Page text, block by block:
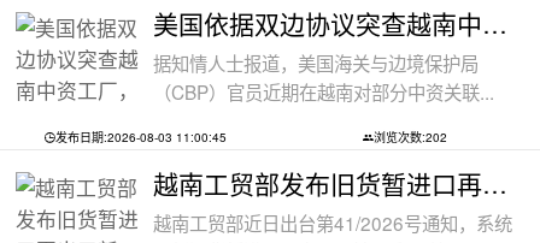
美国依据双边协议突查越南中资工厂，三
据知情人士报道，美国海关与边境保护局
（CBP）官员近期在越南对部分中资关联...
发布日期:2026-08-03 11:00:45 浏览次数:202
越南工贸部发布旧货暂进口再出口新规：
越南工贸部近日出台第41/2026号通知，系统